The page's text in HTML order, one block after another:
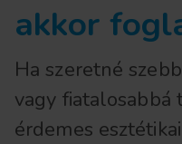
akkor
Ha szeretné
vagy fiatalosabbá
érdemes